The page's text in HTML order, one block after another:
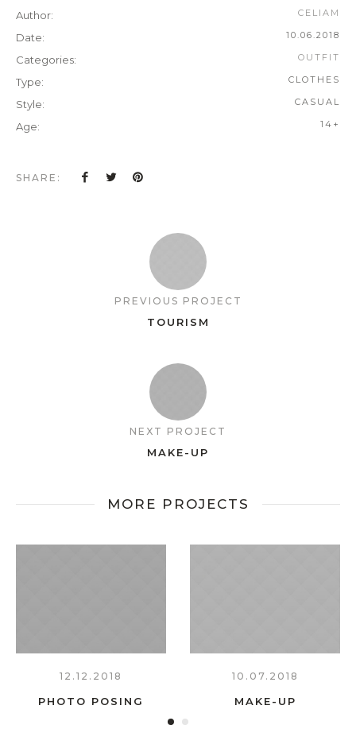
Author: CELIAM
Date: 10.06.2018
Categories: OUTFIT
Type: CLOTHES
Style: CASUAL
Age: 14+
SHARE:
PREVIOUS PROJECT
TOURISM
NEXT PROJECT
MAKE-UP
MORE PROJECTS
12.12.2018
PHOTO POSING
10.07.2018
MAKE-UP